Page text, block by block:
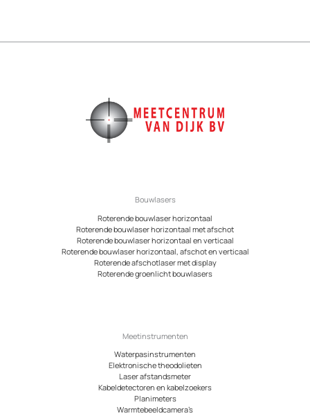
Bouwlasers
Roterende bouwlaser horizontaal
Roterende bouwlaser horizontaal met afschot
Roterende bouwlaser horizontaal en verticaal
Roterende bouwlaser horizontaal, afschot en verticaal
Roterende afschotlaser met display
Roterende groenlicht bouwlasers
Meetinstrumenten
Waterpasinstrumenten
Elektronische theodolieten
Laser afstandsmeter
Kabeldetectoren en kabelzoekers
Planimeters
Warmtebeeldcamera’s